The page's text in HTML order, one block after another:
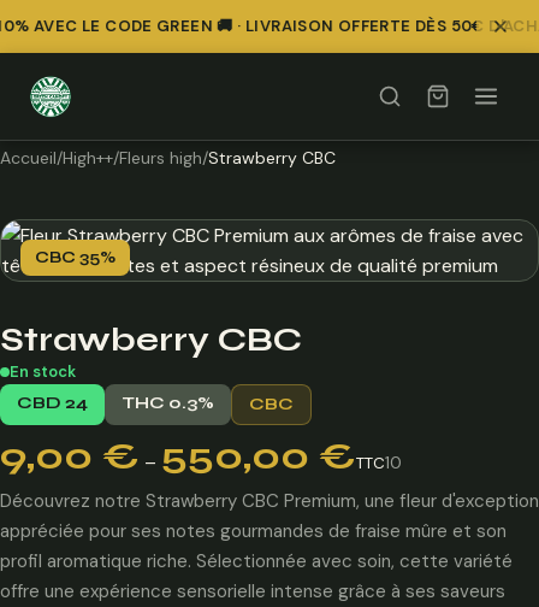
AVEC LE CODE GREEN 🚚 · LIVRAISON OFFERTE DÈS 50€
Accueil/High++/Fleurs high/Strawberry CBC
CBC 35%
Strawberry CBC
En stock
CBD 24
THC 0.3% CBC
9,00 € – 550,00 €
de
prix :
9,00 €
à
550,00 €
TTC10
Découvrez notre Strawberry CBC Premium, une fleur d'exception
appréciée pour ses notes gourmandes de fraise mûre et son
profil aromatique riche. Sélectionnée avec soin, cette variété
offre une expérience sensorielle intense grâce à ses saveurs